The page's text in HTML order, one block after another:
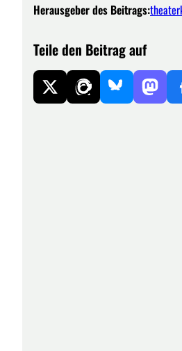
Herausgeber des Beitrags:
Teile den Beitrag auf